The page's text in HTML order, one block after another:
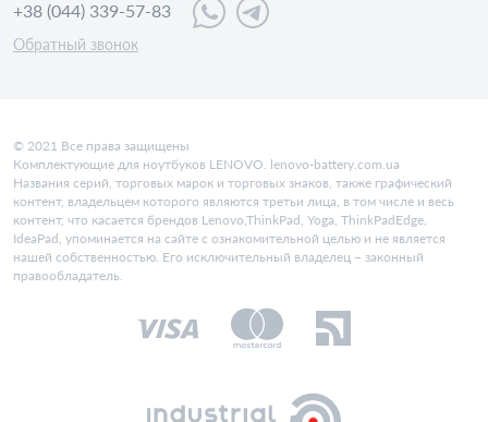
+38 (044) 339-57-83
Обратный звонок
© 2021 Все права защищены
Комплектующие для ноутбуков LENOVO. lenovo-battery.com.ua
Названия серий, торговых марок и торговых знаков, также графический
контент, владельцем которого являются третьи лица, в том числе и весь
контент, что касается брендов Lenovo,ThinkPad, Yoga, ThinkPadEdge,
IdeaPad, упоминается на сайте с ознакомительной целью и не является
нашей собственностью. Его исключительный владелец – законный
правообладатель.